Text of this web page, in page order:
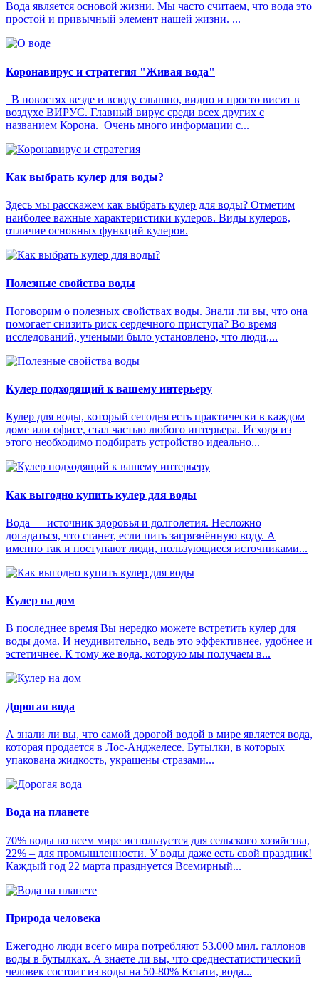
Вода является основой жизни. Мы часто считаем, что вода это
простой и привычный элемент нашей жизни. ...
Коронавирус и стратегия "Живая вода"
В новостях везде и всюду слышно, видно и просто висит в
воздухе ВИРУС. Главный вирус среди всех других с
названием Корона. Очень много информации с...
Как выбрать кулер для воды?
Здесь мы расскажем как выбрать кулер для воды? Отметим
наиболее важные характеристики кулеров. Виды кулеров,
отличие основных функций кулеров.
Полезные свойства воды
Поговорим о полезных свойствах воды. Знали ли вы, что она
помогает снизить риск сердечного приступа? Во время
исследований, учеными было установлено, что люди,...
Кулер подходящий к вашему интерьеру
Кулер для воды, который сегодня есть практически в каждом
доме или офисе, стал частью любого интерьера. Исходя из
этого необходимо подбирать устройство идеально...
Как выгодно купить кулер для воды
Вода — источник здоровья и долголетия. Несложно
догадаться, что станет, если пить загрязнённую воду. А
именно так и поступают люди, пользующиеся источниками...
Кулер на дом
В последнее время Вы нередко можете встретить кулер для
воды дома. И неудивительно, ведь это эффективнее, удобнее и
эстетичнее. К тому же вода, которую мы получаем в...
Дорогая вода
А знали ли вы, что самой дорогой водой в мире является вода,
которая продается в Лос-Анджелесе. Бутылки, в которых
упакована жидкость, украшены стразами...
Вода на планете
70% воды во всем мире используется для сельского хозяйства,
22% – для промышленности. У воды даже есть свой праздник!
Каждый год 22 марта празднуется Всемирный...
Природа человека
Ежегодно люди всего мира потребляют 53.000 мил. галлонов
воды в бутылках. А знаете ли вы, что среднестатистический
человек состоит из воды на 50-80% Кстати, вода...